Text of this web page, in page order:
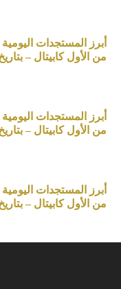
أبرز المستجدات
من الأول كابيتال – بتاريخ: 25-06-
أبرز المستجدات
من الأول كابيتال – بتاريخ: 24-06-
أبرز المستجدات
من الأول كابيتال – بتاريخ: 22-06-